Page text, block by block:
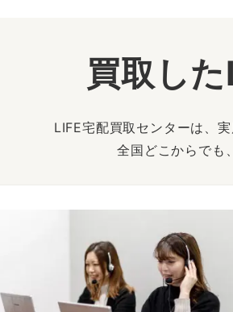
買取し
LIFE宅配買取センターは、
全国どこからでも